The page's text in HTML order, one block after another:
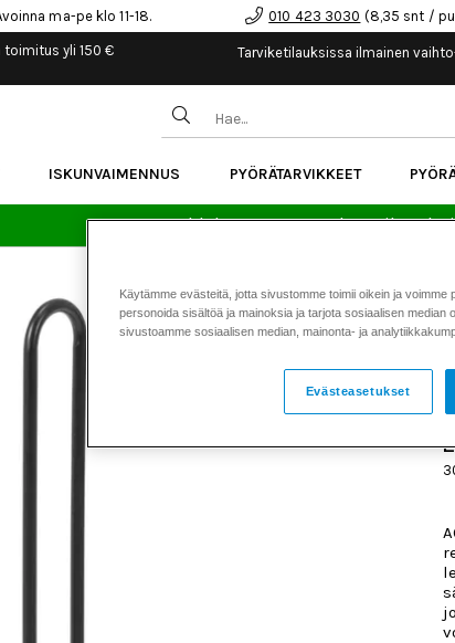
ma-pe klo 11-18. 010 423 3030 (8,35 snt /
toimitus yli 150 €
Tarviketilauksissa ilmainen
ISKUNVAIMENNUS PYÖRÄTARVIKKEET
24 kk korotonta maksuaikaa
Käytämme evästeitä, jotta sivustomme toimii oikein ja voimme
personoida sisältöä ja mainoksia ja tarjota sosiaalisen
sivustoamme sosiaalisen median, mainonta- ja
Evästeasetukset